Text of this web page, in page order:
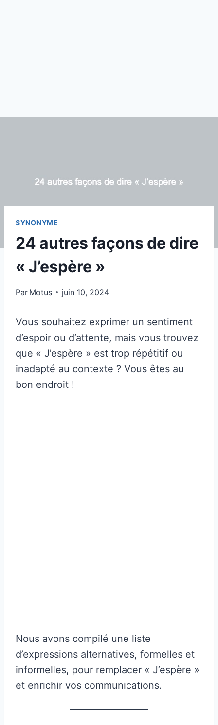
SYNONYME
24 autres façons de dire
« J’espère »
Par Motus juin 10, 2024
Vous souhaitez exprimer un sentiment
d’espoir ou d’attente, mais vous trouvez
que « J’espère » est trop répétitif ou
inadapté au contexte ? Vous êtes au
bon endroit !
Nous avons compilé une liste
d’expressions alternatives, formelles et
informelles, pour remplacer « J’espère »
et enrichir vos communications.